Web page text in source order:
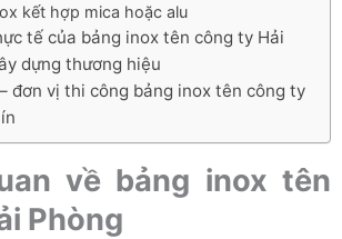
kết hợp mica hoặc alu
tế của bảng inox tên công ty Hải
dựng thương hiệu
đơn vị thi công bảng inox tên công ty
về bảng inox tên
Phòng